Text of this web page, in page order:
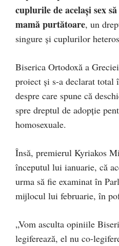
cuplurile de acelaşi sex
mamă purtătoare, un
singure şi cuplurilor
Biserica Ortodoxă a
proiect și s-a declarat total
despre care spune că
spre dreptul de adopţie
homosexuale.
Însă, premierul Kyriakos
începutul lui ianuarie, că
urma să fie examinat în
mijlocul lui februarie, în
„Vom asculta opiniile
legiferează, el nu co-